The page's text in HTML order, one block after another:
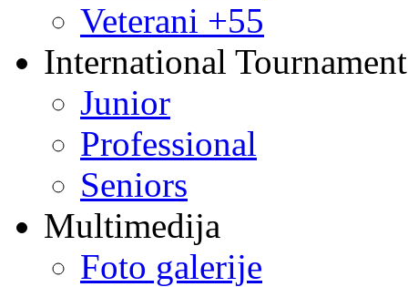
Veterani +55
International
Junior
Professional
Seniors
Multimedija
Foto galerije